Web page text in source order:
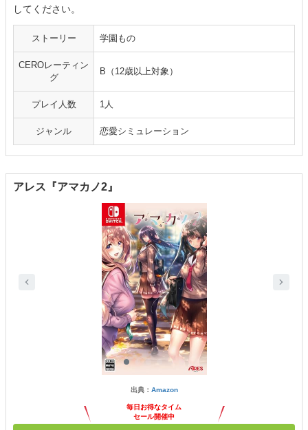
してください。
ストーリー 学園もの
CEROレーティン
グ
B（12歳以上対象）
プレイ人数 1人
ジャンル 恋愛シミュレーション
アレス『アマカノ2』
出典： Amazon
毎日お得なタイム
セール開催中